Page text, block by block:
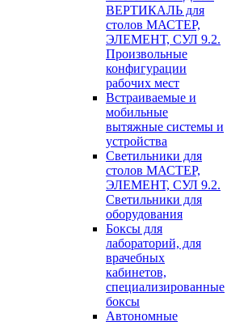
ВЕРТИКАЛЬ для
столов МАСТЕР,
ЭЛЕМЕНТ, СУЛ 9.2.
Произвольные
конфигурации
рабочих мест
Встраиваемые и
мобильные
вытяжные системы и
устройства
Светильники для
столов МАСТЕР,
ЭЛЕМЕНТ, СУЛ 9.2.
Светильники для
оборудования
Боксы для
лабораторий, для
врачебных
кабинетов,
специализированные
боксы
Автономные